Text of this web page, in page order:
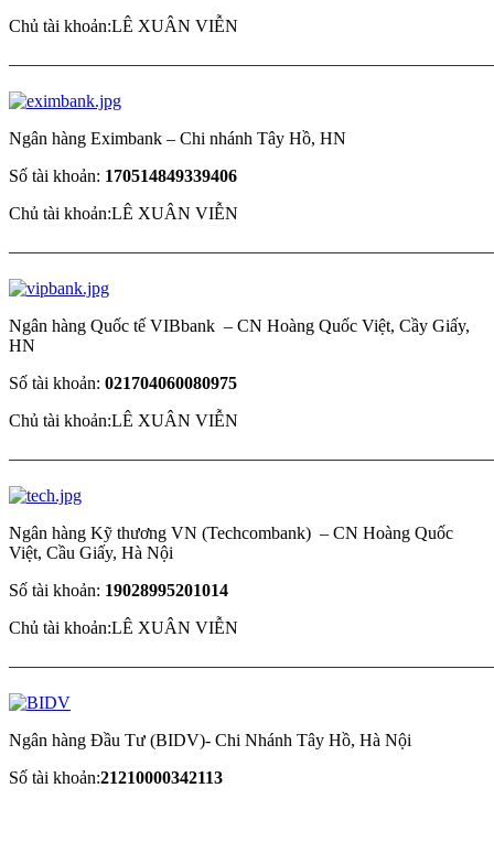
Chủ tài khoản:LÊ XUÂN VIỄN
Ngân hàng Eximbank – Chi nhánh Tây Hồ, HN
Số tài khoản: 170514849339406
Chủ tài khoản:LÊ XUÂN VIỄN
Ngân hàng Quốc tế VIBbank – CN Hoàng Quốc Việt, Cầy Giấy,
HN
Số tài khoản: 021704060080975
Chủ tài khoản:LÊ XUÂN VIỄN
Ngân hàng Kỹ thương VN (Techcombank) – CN Hoàng Quốc
Việt, Cầu Giấy, Hà Nội
Số tài khoản: 19028995201014
Chủ tài khoản:LÊ XUÂN VIỄN
Ngân hàng Đầu Tư (BIDV)- Chi Nhánh Tây Hồ, Hà Nội
Số tài khoản:21210000342113